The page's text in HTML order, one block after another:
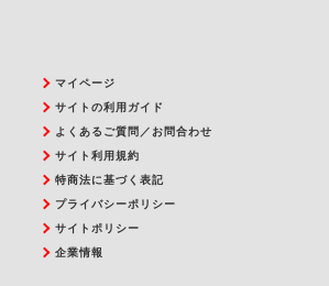
マイページ
サイトの利用ガイド
よくあるご質問／お問合わせ
サイト利用規約
特商法に基づく表記
プライバシーポリシー
サイトポリシー
企業情報